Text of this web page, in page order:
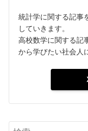
統計学に関する記事
していきます。
高校数学に関する記
から学びたい社会人